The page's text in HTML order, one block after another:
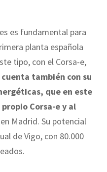
es fundamental para
planta española
tipo, con el Corsa-e,
también con su
que en este
Corsa-e y al
Madrid. Su potencial
de Vigo, con 80.000